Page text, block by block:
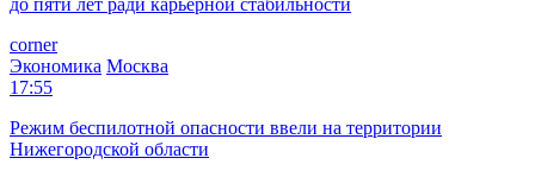
corner
Экономика Москва
17:55
Режим беспилотной опасности ввели на территории
Нижегородской области